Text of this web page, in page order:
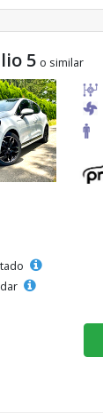
5 o similar